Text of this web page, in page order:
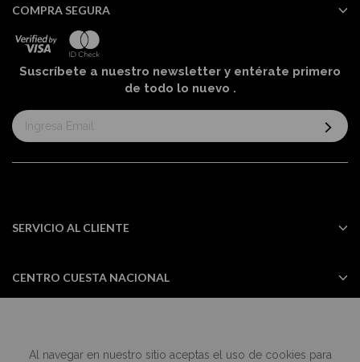
Al navegar en nuestro sitio aceptas el uso de cookies para
COMPRA SEGURA
Suscríbete a nuestro newsletter y entérate primero
de todo lo nuevo .
Suscríbase
al
informativo:
SERVICIO AL CLIENTE
CENTRO CUESTA NACIONAL